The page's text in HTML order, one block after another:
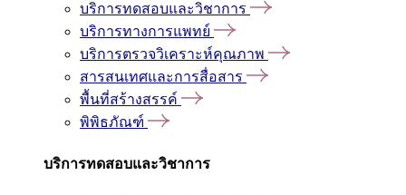
บริการทดสอบและวิชาการ
บริการทางการแพทย์
บริการตรวจวิเคราะห์คุณภาพ
สารสนเทศและการสื่อสาร
พื้นที่สร้างสรรค์
พิพิธภัณฑ์
บริการทดสอบและวิชาการ